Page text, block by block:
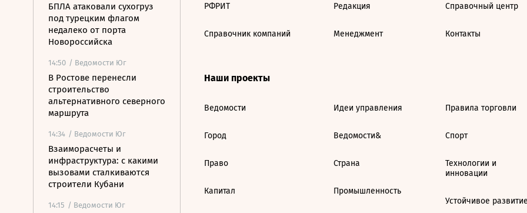
БПЛА атаковали сухогруз
под турецким флагом
недалеко от порта
Новороссийска
14:50 / Ведомости Юг
В Ростове перенесли
строительство
альтернативного северного
маршрута
14:34 / Ведомости Юг
Взаиморасчеты и
инфраструктура: с какими
вызовами сталкиваются
строители Кубани
14:15 / Ведомости Юг
РФРИТ
Справочник компаний
Редакция
Менеджмент
Справочный центр
Контакты
Наши проекты
Ведомости
Город
Право
Капитал
Идеи управления
Ведомости&
Страна
Промышленность
Правила торговли
Спорт
Технологии и
инновации
Устойчивое